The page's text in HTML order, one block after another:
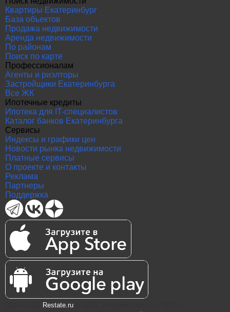
Квартиры Екатеринбург
База объектов
Продажа недвижимости
Аренда недвижимости
По районам
Поиск по карте
Профессионалам
Агенты и риэлторы
Застройщики Екатеринбурга
Все ЖК
Ипотечные кредиты
Ипотека для IT-специалистов
Каталог банков Екатеринбурга
Сервисы
Индексы и графики цен
Новости рынка недвижимости
Платные сервисы
О проекте и контакты
Реклама
Партнеры
Поддержка
Restate.ru